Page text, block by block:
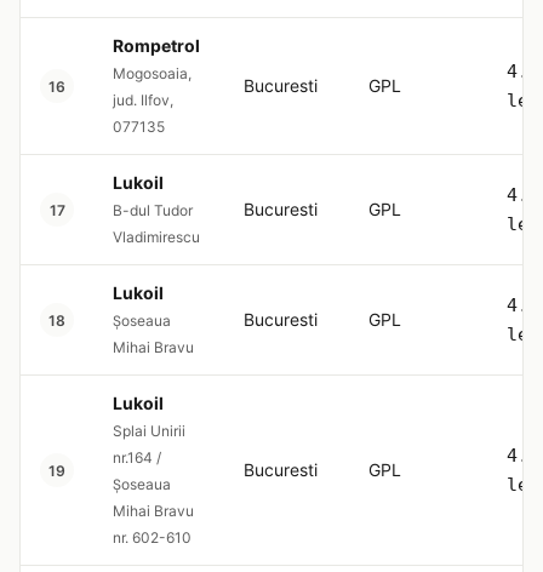
16
Rompetrol
Mogosoaia,
jud. Ilfov,
077135
Bucuresti GPL
17
Lukoil
B-dul Tudor
Vladimirescu
Bucuresti GPL
18
Lukoil
Șoseaua
Mihai Bravu
Bucuresti GPL
19
Lukoil
Splai Unirii
nr.164 /
Șoseaua
Mihai Bravu
nr. 602-610
Bucuresti GPL